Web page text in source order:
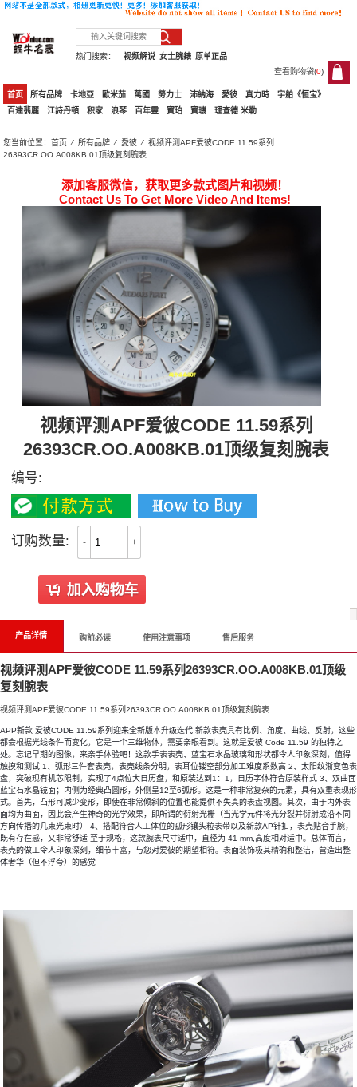
热门搜索： 原单正品
女士腕錶
视频解说
查看购物袋(0)
0
首页 所有品牌 卡地亞 歐米茄 萬國 勞力士 沛納海 愛彼 真力時
宇舶《恒宝》
百達翡麗
江詩丹頓 积家 浪琴 百年靈 寶珀 寶璣 理查德.米勒
您当前位置：首页 ⁄所有品牌 ⁄愛彼 ⁄ 视频评测APF爱彼CODE 11.59系列
26393CR.OO.A008KB.01顶级复刻腕表
添加客服微信，获取更多款式图片和视频！
Contact Us To Get More Video And Items!
视频评测APF爱彼CODE 11.59系列
26393CR.OO.A008KB.01顶级复刻腕表
编号:
订购数量: - +
产品详情 购前必读 使用注意事项 售后服务
视频评测APF爱彼CODE 11.59系列26393CR.OO.A008KB.01顶级
复刻腕表
视频评测APF爱彼CODE 11.59系列26393CR.OO.A008KB.01顶级复刻腕表
APP新款 爱彼CODE 11.59系列迎来全新版本升级迭代 新款表壳具有比例、角度、曲线、反射，这些
都会根据光线条件而变化，它是一个三维物体，需要亲眼看到。这就是爱彼 Code 11.59 的独特之
处。忘记早期的图像，来亲手体验吧！这款手表表壳、蓝宝石水晶玻璃和形状都令人印象深刻，值得
触摸和测试 1、弧形三件套表壳，表壳线条分明，表耳位镂空部分加工难度系数高 2、太阳纹渐变色表
盘，突破现有机芯限制，实现了4点位大日历盘，和原装达到1：1，日历字体符合原装样式 3、双曲面
蓝宝石水晶镜面；内侧为经典凸圆形，外侧呈12至6弧形。这是一种非常复杂的元素，具有双重表现形
式。首先，凸形可减少变形，即使在非常倾斜的位置也能提供不失真的表盘视图。其次，由于内外表
面均为曲面，因此会产生神奇的光学效果，即所谓的衍射光栅（当光学元件将光分裂并衍射成沿不同
方向传播的几束光束时） 4、搭配符合人工体位的孤形镶头粒表带以及新款AP针扣，表壳贴合手腕，
既有存在感，又非常舒适 至于规格，这款腕表尺寸适中，直径为 41 mm,高度相对适中。总体而言，
表壳的做工令人印象深刻，细节丰富，与您对爱彼的期望相符。表面装饰极其精确和整洁，营造出整
体奢华（但不浮夸）的感觉